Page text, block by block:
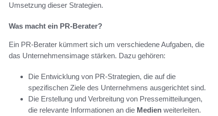
Umsetzung dieser Strategien.
Was macht ein PR-Berater?
Ein PR-Berater kümmert sich um verschiedene Aufgaben, die
das Unternehmensimage stärken. Dazu gehören:
Die Entwicklung von PR-Strategien, die auf die
spezifischen Ziele des Unternehmens ausgerichtet sind.
Die Erstellung und Verbreitung von Pressemitteilungen,
die relevante Informationen an die Medien weiterleiten.